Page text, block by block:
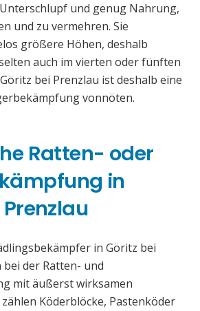
und genug Nahrung,
und zu vermehren. Sie
größere Höhen, deshalb
auch im vierten oder fünften
bei Prenzlau ist deshalb eine
vonnöten.
Ratten- oder
in
in Göritz bei
der Ratten- und
mit äußerst wirksamen
Köderblöcke, Pastenköder